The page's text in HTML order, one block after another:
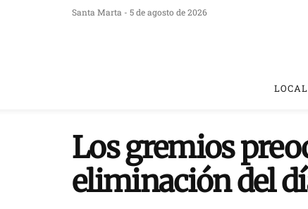
Santa Marta - 5 de agosto de 2026
Los gremios
eliminación del